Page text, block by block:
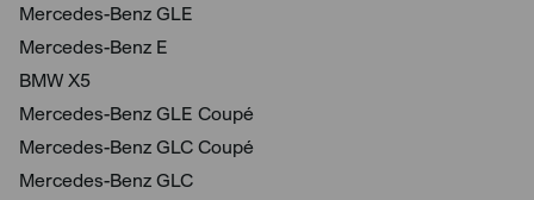
Mercedes-Benz GLE
Mercedes-Benz E
BMW X5
Mercedes-Benz GLE Coupé
Mercedes-Benz GLC Coupé
Mercedes-Benz GLC